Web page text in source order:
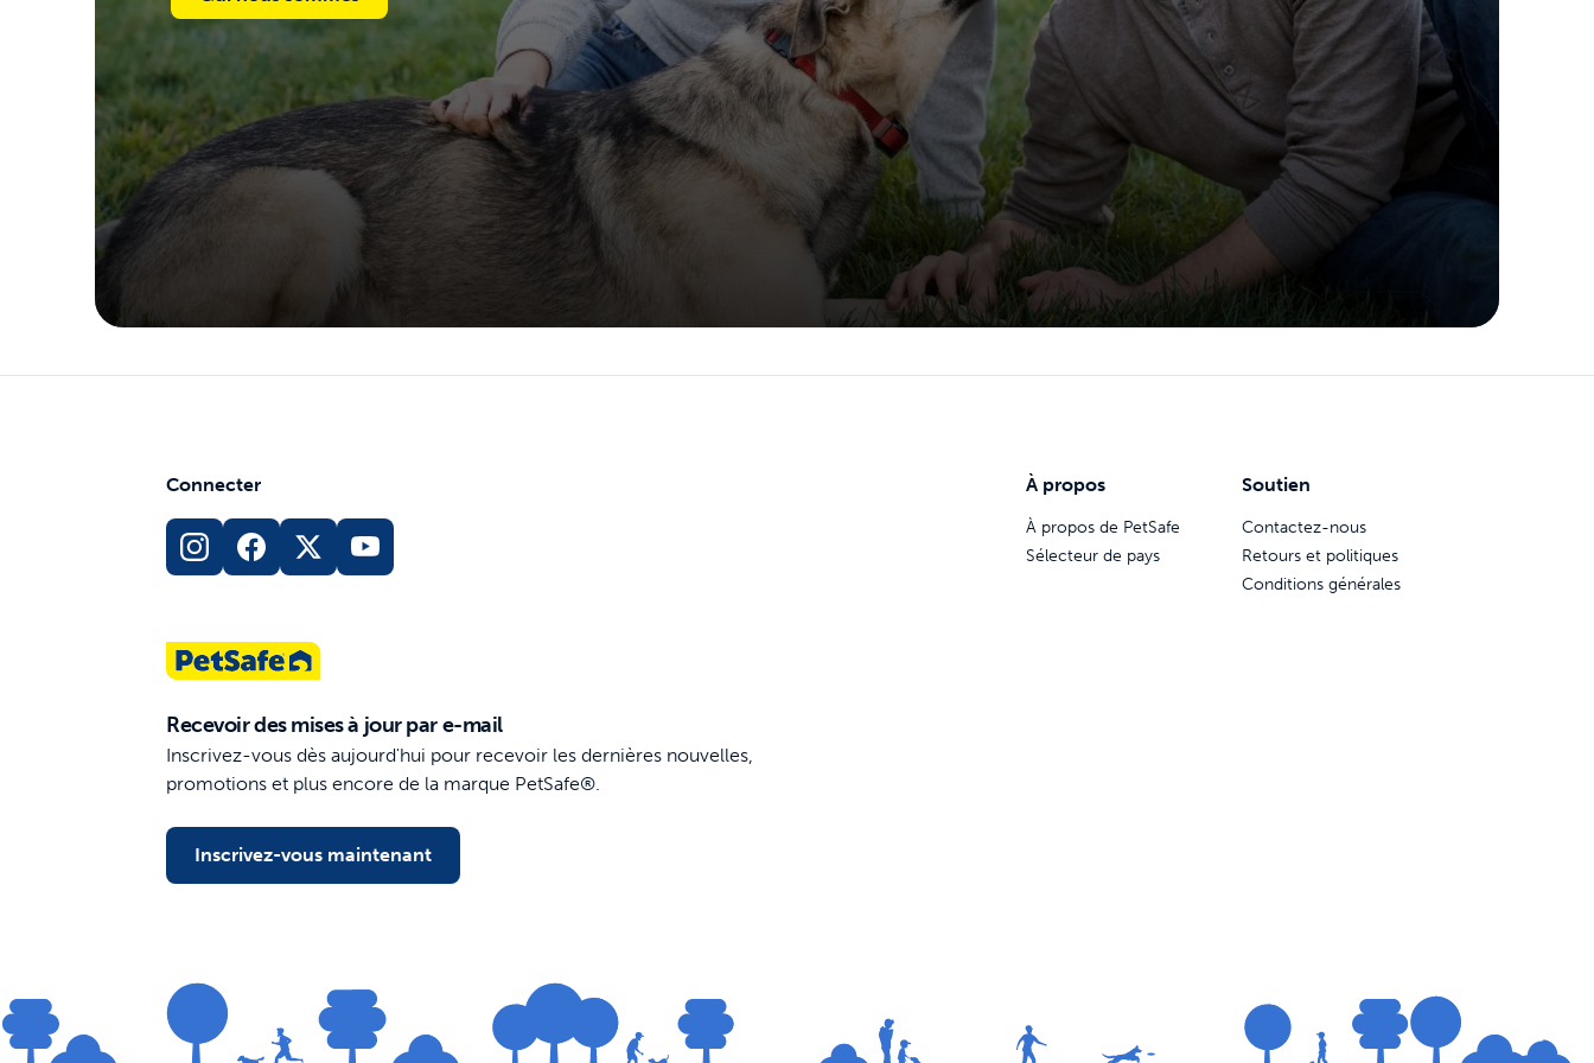
Connecter
Recevoir des mises à jour par e-mail
Inscrivez-vous dès aujourd'hui pour recevoir les dernières nouvelles,
promotions et plus encore de la marque PetSafe®.
Inscrivez-vous maintenant
À propos
À propos de PetSafe
Sélecteur de pays
Soutien
Contactez-nous
Retours et politiques
Conditions générales